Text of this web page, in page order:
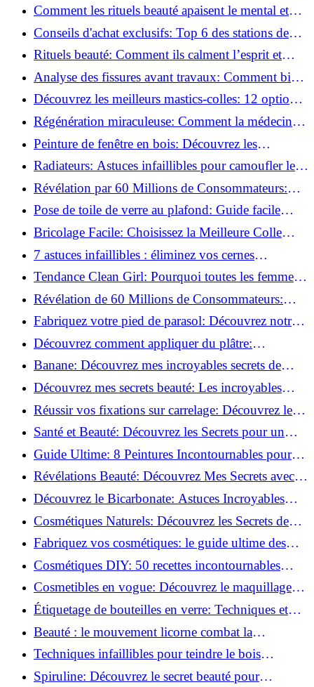
basse pression
Comment les rituels beauté apaisent le mental et
créent des moments pour soi ?
Conseils d'achat exclusifs: Top 6 des stations de
peinture basse pression incontournables!
Rituels beauté: Comment ils calment l’esprit et
chouchoutent votre âme!
Analyse des fissures avant travaux: Comment bien
préparer vos surfaces!
Découvrez les meilleurs mastics-colles: 12 options
dès 6,70 €!
Régénération miraculeuse: Comment la médecine
régénérative peut restaurer votre confiance!
Peinture de fenêtre en bois: Découvrez les
techniques infaillibles pour un résultat parfait!
Radiateurs: Astuces infaillibles pour camoufler les
tuyaux apparents!
Révélation par 60 Millions de Consommateurs:
Découvrez le sérum anti-rides numéro un!
Pose de toile de verre au plafond: Guide facile
pour débutants!
Bricolage Facile: Choisissez la Meilleure Colle
pour Chaque Matériau!
7 astuces infaillibles : éliminez vos cernes
rapidement !
Tendance Clean Girl: Pourquoi toutes les femmes
l'adoptent?
Révélation de 60 Millions de Consommateurs:
Découvrez le meilleur fond de teint pour votre
peau!
Fabriquez votre pied de parasol: Découvrez notre
tutoriel facile !
Découvrez comment appliquer du plâtre:
Techniques pour un mur intérieur parfait!
Banane: Découvrez mes incroyables secrets de
beauté!
Découvrez mes secrets beauté: Les incroyables
vertus du curcuma!
Réussir vos fixations sur carrelage: Découvrez les
astuces infaillibles !
Santé et Beauté: Découvrez les Secrets pour un
Bien-être Optimal!
Guide Ultime: 8 Peintures Incontournables pour
Bois Extérieurs!
Révélations Beauté: Découvrez Mes Secrets avec le
Thé Vert Matcha!
Découvrez le Bicarbonate: Astuces Incroyables
pour Votre Quotidien!
Cosmétiques Naturels: Découvrez les Secrets de
Beauté Éco-responsables!
Fabriquez vos cosmétiques: le guide ultime des
produits de beauté maison!
Cosmétiques DIY: 50 recettes incontournables
pour sublimer votre beauté naturelle!
Cosmetibles en vogue: Découvrez le maquillage
100% comestible!
Étiquetage de bouteilles en verre: Techniques et
astuces incontournables!
Beauté : le mouvement licorne combat la
surconsommation !
Techniques infaillibles pour teindre le bois
naturellement: Découvrez comment!
Spiruline: Découvrez le secret beauté pour